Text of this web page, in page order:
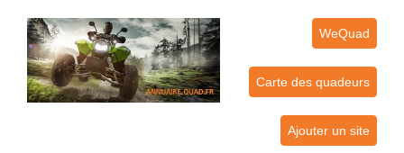
WeQuad
Carte des quadeurs
Ajouter un site